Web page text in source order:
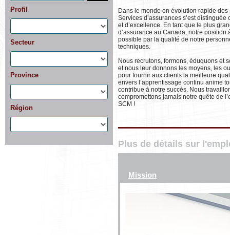
Profil
Secteur
Province
Région
Dans le monde en évolution rapide
Services d’assurances s’est
et d’excellence. En tant que le plus
d’assurance au Canada, notre position
possible par la qualité de notre
techniques.
Nous recrutons, formons, éduquons et
et nous leur donnons les moyens, les
pour fournir aux clients la meilleure
envers l’apprentissage continu anime
contribue à notre succès. Nous
compromettons jamais notre quête de
SCM !
Plus de détails sur
Mission